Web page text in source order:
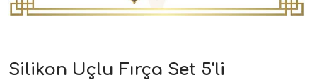
Silikon Uçlu Fırça Set 5'li